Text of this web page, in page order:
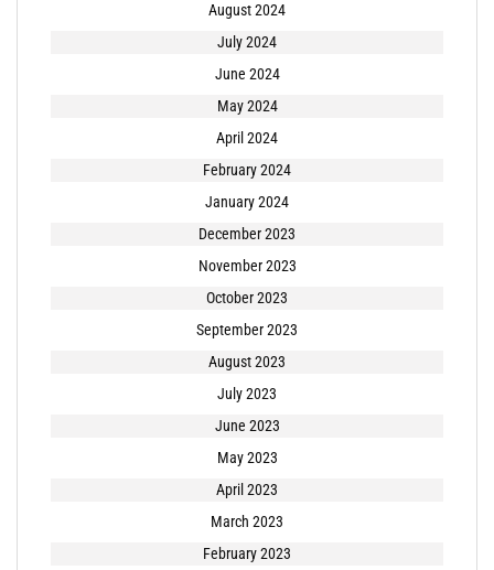
August 2024
July 2024
June 2024
May 2024
April 2024
February 2024
January 2024
December 2023
November 2023
October 2023
September 2023
August 2023
July 2023
June 2023
May 2023
April 2023
March 2023
February 2023